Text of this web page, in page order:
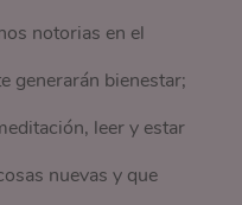
notorias en el
generarán bienestar;
leer y estar
nuevas y que